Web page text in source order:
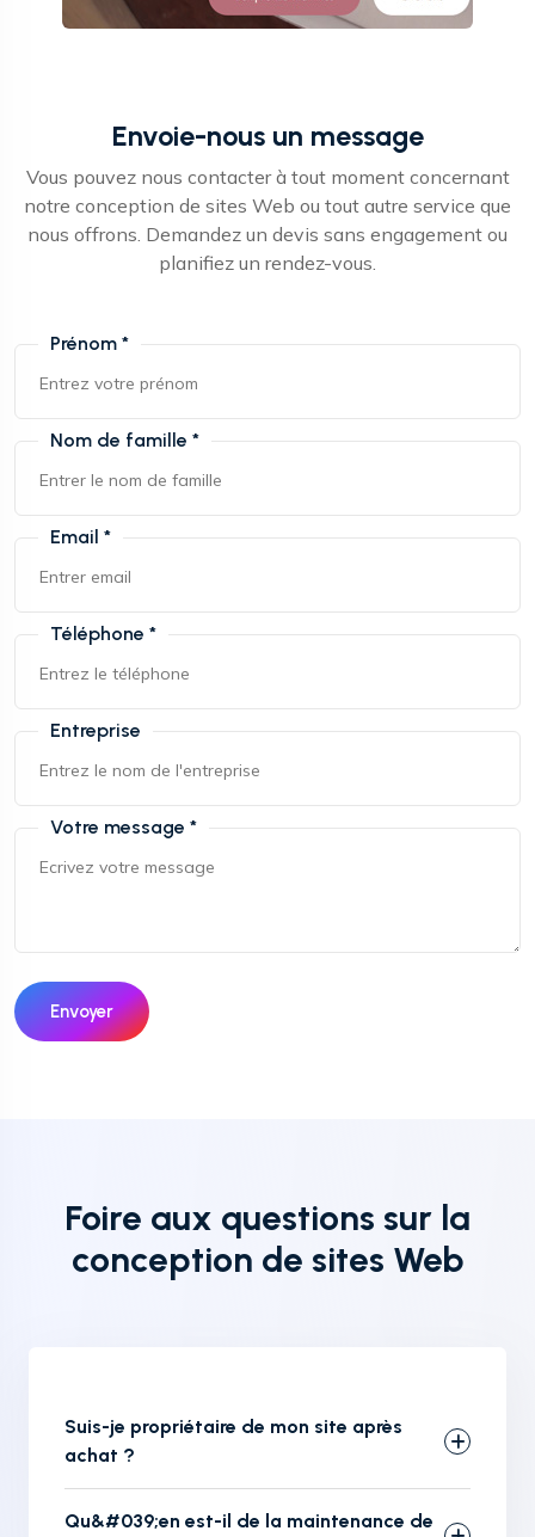
Envoie-nous un message
Vous pouvez nous contacter à tout moment concernant
notre conception de sites Web ou tout autre service que
nous offrons. Demandez un devis sans engagement ou
planifiez un rendez-vous.
Prénom *
Nom de famille *
Email *
Téléphone *
Entreprise
Votre message *
Envoyer
Foire aux questions sur la
conception de sites Web
Suis-je propriétaire de mon site après
achat ?
Qu&#039;en est-il de la maintenance de